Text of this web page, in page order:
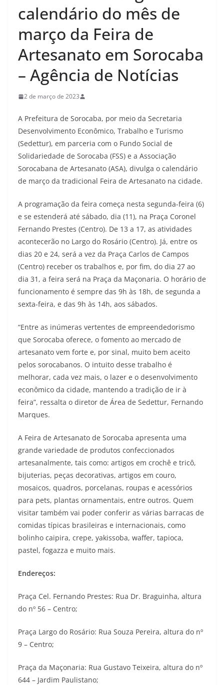
calendário do mês de
março da Feira de
Artesanato em Sorocaba
– Agência de Notícias
2 de março de 2023
A Prefeitura de Sorocaba, por meio da Secretaria
Desenvolvimento Econômico, Trabalho e Turismo
(Sedettur), em parceria com o Fundo Social de
Solidariedade de Sorocaba (FSS) e a Associação
Sorocabana de Artesanato (ASA), divulga o calendário
de março da tradicional Feira de Artesanato na cidade.
A programação da feira começa nesta segunda-feira (6)
e se estenderá até sábado, dia (11), na Praça Coronel
Fernando Prestes (Centro). De 13 a 17, as atividades
acontecerão no Largo do Rosário (Centro). Já, entre os
dias 20 e 24, será a vez da Praça Carlos de Campos
(Centro) receber os trabalhos e, por fim, do dia 27 ao
dia 31, a feira será na Praça da Maçonaria. O horário de
funcionamento é sempre das 9h às 18h, de segunda a
sexta-feira, e das 9h às 14h, aos sábados.
“Entre as inúmeras vertentes de empreendedorismo
que Sorocaba oferece, o fomento ao mercado de
artesanato vem forte e, por sinal, muito bem aceito
pelos sorocabanos. O intuito desse trabalho é
melhorar, cada vez mais, o lazer e o desenvolvimento
econômico da cidade, mantendo a tradição de ir à
feira”, ressalta o diretor de Área de Sedettur, Fernando
Marques.
A Feira de Artesanato de Sorocaba apresenta uma
grande variedade de produtos confeccionados
artesanalmente, tais como: artigos em crochê e tricô,
bijuterias, peças decorativas, artigos em couro,
mosaicos, quadros, porcelanas, roupas e acessórios
para pets, plantas ornamentais, entre outros. Quem
visitar também vai poder conferir as várias barracas de
comidas típicas brasileiras e internacionais, como
bolinho caipira, crepe, yakissoba, waffer, tapioca,
pastel, fogazza e muito mais.
Endereços:
Praça Cel. Fernando Prestes: Rua Dr. Braguinha, altura
do nº 56 – Centro;
Praça Largo do Rosário: Rua Souza Pereira, altura do nº
9 – Centro;
Praça da Maçonaria: Rua Gustavo Teixeira, altura do nº
644 – Jardim Paulistano;